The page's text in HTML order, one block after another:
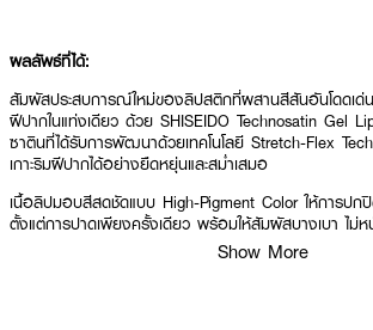
ผลลัพธ์ที่ได้:
สัมผัสประสบการณ์ใหม่ของลิปสติกที่ผสานสีสันอันโดดเด่น
ฝีปากในแท่งเดียว ด้วย SHISEIDO Technosatin Gel
ซาตินที่ได้รับการพัฒนาด้วยเทคโนโลยี Stretch-Flex
เกาะริมฝีปากได้อย่างยืดหยุ่นและสม่ำเสมอ
เนื้อลิปมอบสีสดชัดแบบ High-Pigment Color ให้การปกปิ
ตั้งแต่การปาดเพียงครั้งเดียว พร้อมให้สัมผัสบางเบา ไม่ห
ทำให้ริมฝีปากแห้งระหว่างวัน ผสานสารบำรุงและน้ำมันจา
Show More